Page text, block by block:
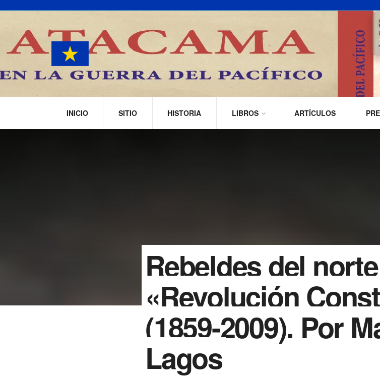
INICIO SITIO HISTORIA LIBROS ARTÍCULOS
Rebeldes del
«Revolución
(1859-2009). Por
Lagos